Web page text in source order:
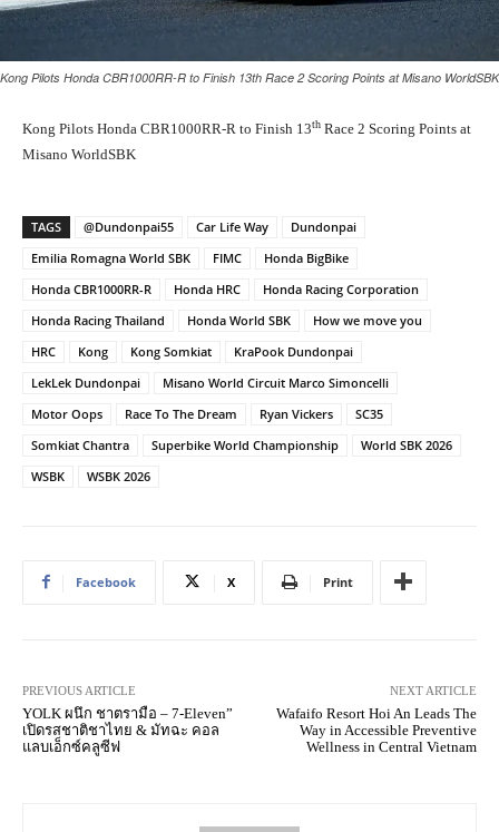
Kong Pilots Honda CBR1000RR-R to Finish 13th Race 2 Scoring Points at Misano WorldSBK
Kong Pilots Honda CBR1000RR-R to Finish 13th Race 2 Scoring Points at
Misano WorldSBK
TAGS @Dundonpai55 Car Life Way
Dundonpai
Emilia Romagna World SBK
FIMC
Honda BigBike
Honda CBR1000RR-R
Honda HRC
Honda Racing Corporation
Honda Racing Thailand
Honda World SBK
How we move you
HRC
Kong Kong Somkiat
KraPook Dundonpai
LekLek Dundonpai
Misano World Circuit Marco Simoncelli
Motor Oops
Race To The Dream Ryan Vickers
SC35
Somkiat Chantra
Superbike World Championship
World SBK 2026
WSBK
WSBK 2026
Facebook X Print
PREVIOUS ARTICLE
YOLK ผนึก ชาตรามือ – 7-Eleven”
เปิดรสชาติชาไทย & มัทฉะ คอล
แลบเอ็กซ์คลูซีฟ
NEXT ARTICLE
Wafaifo Resort Hoi An Leads The
Way in Accessible Preventive
Wellness in Central Vietnam